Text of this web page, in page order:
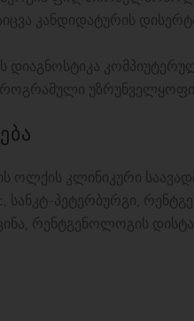
კანდიდატურის
დიაგნოსტიკა
ოლქის კლინიკური
სანკტ-პეტერბურგი,
რენტგენოლოგის